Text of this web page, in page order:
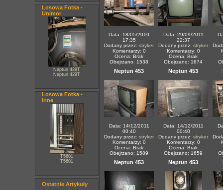
Losowa Fotka -
Unimor
Neptun 429T
Neptun 429T
Losowa Fotka -
Inne
T5601
T5601
Ostatnie Artykuły
Data: 18/05/2010
17:35
Dodany przez: stryker
Komentarzy: 0
Ocena: Brak
Obejrzano: 1538
Data: 29/09/2011
22:37
Dodany przez: stryker
Komentarzy: 0
Ocena: Brak
Obejrzano: 1674
Neptun 453
Data: 14/12/2011
00:40
Dodany przez: stryker
Komentarzy: 0
Ocena: Brak
Obejrzano: 1589
Neptun 453
Data: 14/12/2011
00:40
Dodany przez: stryker
Komentarzy: 0
Ocena: Brak
Obejrzano: 1659
Neptun 453 Neptun 453